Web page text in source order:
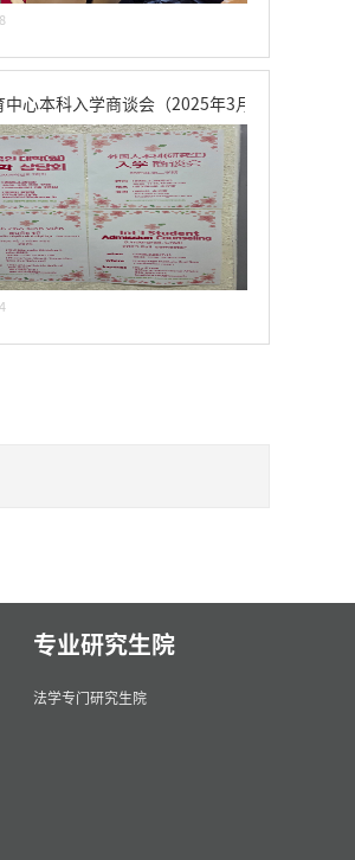
心本科入学商谈会（2025年3月28日）
专业研究生院
法学专门研究生院